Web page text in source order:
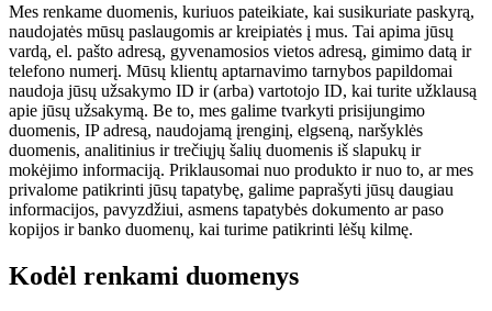
Mes renkame duomenis, kuriuos pateikiate, kai susikuriate paskyrą,
naudojatės mūsų paslaugomis ar kreipiatės į mus. Tai apima jūsų
vardą, el. pašto adresą, gyvenamosios vietos adresą, gimimo datą ir
telefono numerį. Mūsų klientų aptarnavimo tarnybos papildomai
naudoja jūsų užsakymo ID ir (arba) vartotojo ID, kai turite užklausą
apie jūsų užsakymą. Be to, mes galime tvarkyti prisijungimo
duomenis, IP adresą, naudojamą įrenginį, elgseną, naršyklės
duomenis, analitinius ir trečiųjų šalių duomenis iš slapukų ir
mokėjimo informaciją. Priklausomai nuo produkto ir nuo to, ar mes
privalome patikrinti jūsų tapatybę, galime paprašyti jūsų daugiau
informacijos, pavyzdžiui, asmens tapatybės dokumento ar paso
kopijos ir banko duomenų, kai turime patikrinti lėšų kilmę.
Kodėl renkami duomenys